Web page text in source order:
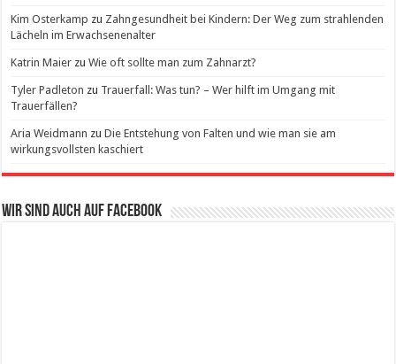
Kim Osterkamp zu Zahngesundheit bei Kindern: Der Weg zum strahlenden
Lächeln im Erwachsenenalter
Katrin Maier zuWie oft sollte man zum Zahnarzt?
Tyler Padleton zu Trauerfall: Was tun? – Wer hilft im Umgang mit
Trauerfällen?
Aria Weidmann zuDie Entstehung von Falten und wie man sie am
wirkungsvollsten kaschiert
Wir sind auch auf Facebook